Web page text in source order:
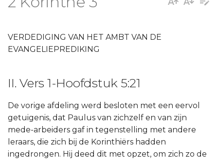
Éxodus
Numeri
Ruth
Prediker
Joël
VERDEDIGING VAN HET AMBT VAN DE
EVANGELIEPREDIKING
II. Vers 1-Hoofdstuk 5:21
De vorige afdeling werd besloten met een eervol
getuigenis, dat Paulus van zichzelf en van zijn
mede-arbeiders gaf in tegenstelling met andere
leraars, die zich bij de Korinthiërs hadden
ingedrongen. Hij deed dit met opzet, om zich zo de